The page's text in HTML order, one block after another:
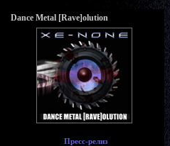
Dance Metal [Rave]olution
Пресс-релиз